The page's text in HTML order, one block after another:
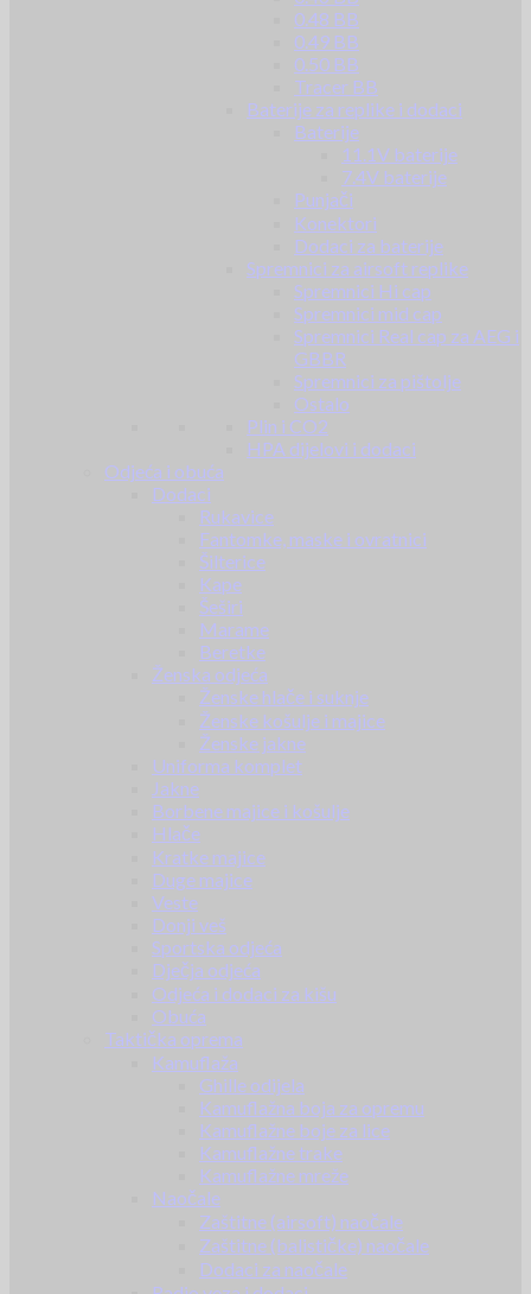
0.48 BB
0.49 BB
0.50 BB
Tracer BB
Baterije za replike i dodaci
Baterije
11.1V baterije
7.4V baterije
Punjači
Konektori
Dodaci za baterije
Spremnici za airsoft replike
Spremnici Hi cap
Spremnici mid cap
Spremnici Real cap za AEG i
GBBR
Spremnici za pištolje
Ostalo
Plin i CO2
HPA dijelovi i dodaci
Odjeća i obuća
Dodaci
Rukavice
Fantomke, maske i ovratnici
Šilterice
Kape
Šeširi
Marame
Beretke
Ženska odjeća
Ženske hlače i suknje
Ženske košulje i majice
Ženske jakne
Uniforma komplet
Jakne
Borbene majice i košulje
Hlače
Kratke majice
Duge majice
Veste
Donji veš
Sportska odjeća
Dječja odjeća
Odjeća i dodaci za kišu
Obuća
Taktička oprema
Kamuflaža
Ghille odijela
Kamuflažna boja za opremu
Kamuflažne boje za lice
Kamuflažne trake
Kamuflažne mreže
Naočale
Zaštitne (airsoft) naočale
Zaštitne (balističke) naočale
Dodaci za naočale